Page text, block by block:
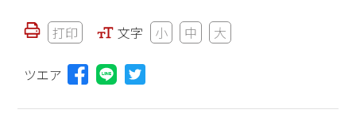
打印 文字 小 中 大
ツエア Lineに投稿する(新しいウィンドウを開く)